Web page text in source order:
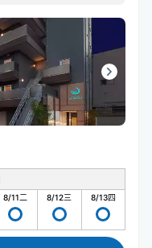
8/11二 8/12三 8/13四